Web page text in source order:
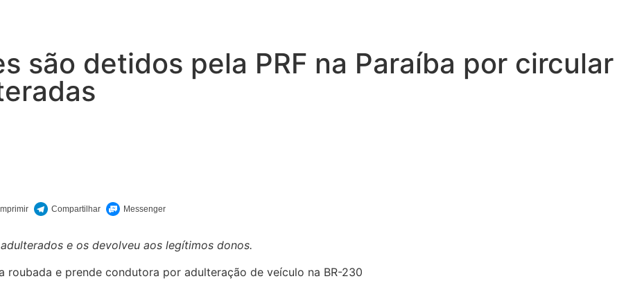
detidos pela PRF na Paraíba por circular
e os devolveu aos legítimos donos.
roubada e prende condutora por adulteração de veículo na BR-230